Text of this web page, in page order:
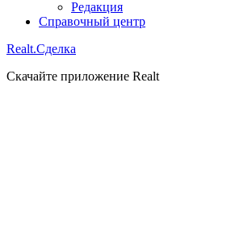
Редакция
Справочный центр
Realt.Сделка
Скачайте приложение Realt